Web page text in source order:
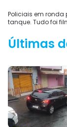
Policiais em ronda
tanque. Tudo foi
Últimas